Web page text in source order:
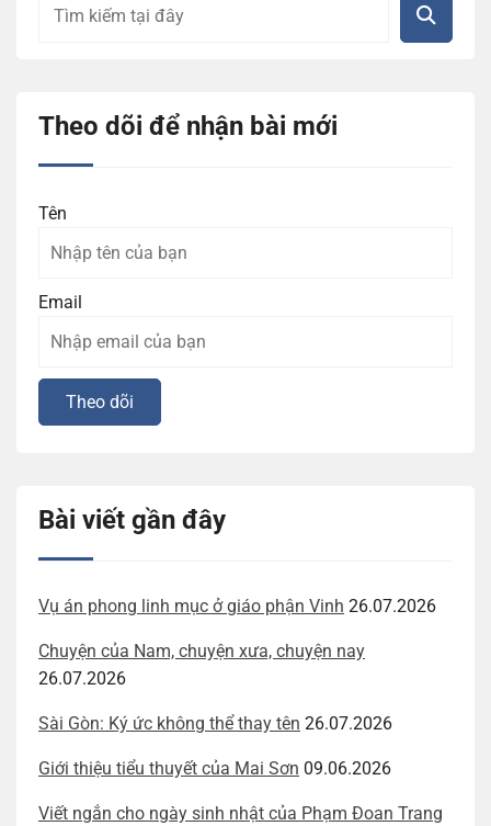
Theo dõi để nhận bài mới
Tên
Email
Bài viết gần đây
Vụ án phong linh mục ở giáo phận Vinh 26.07.2026
Chuyện của Nam, chuyện xưa, chuyện nay
26.07.2026
Sài Gòn: Ký ức không thể thay tên 26.07.2026
Giới thiệu tiểu thuyết của Mai Sơn 09.06.2026
Viết ngắn cho ngày sinh nhật của Phạm Đoan Trang